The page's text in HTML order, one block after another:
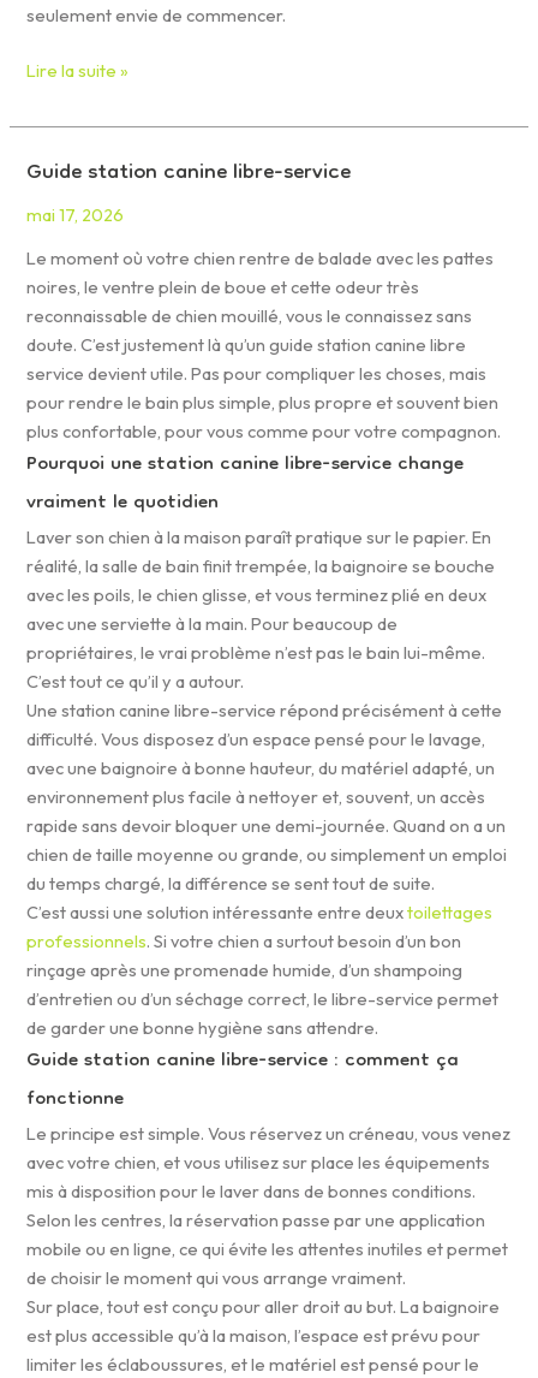
seulement envie de commencer.
Lire la suite »
Guide station canine libre-service
mai 17, 2026
Le moment où votre chien rentre de balade avec les pattes
noires, le ventre plein de boue et cette odeur très
reconnaissable de chien mouillé, vous le connaissez sans
doute. C’est justement là qu’un guide station canine libre
service devient utile. Pas pour compliquer les choses, mais
pour rendre le bain plus simple, plus propre et souvent bien
plus confortable, pour vous comme pour votre compagnon.
Pourquoi une station canine libre-service change
vraiment le quotidien
Laver son chien à la maison paraît pratique sur le papier. En
réalité, la salle de bain finit trempée, la baignoire se bouche
avec les poils, le chien glisse, et vous terminez plié en deux
avec une serviette à la main. Pour beaucoup de
propriétaires, le vrai problème n’est pas le bain lui-même.
C’est tout ce qu’il y a autour.
Une station canine libre-service répond précisément à cette
difficulté. Vous disposez d’un espace pensé pour le lavage,
avec une baignoire à bonne hauteur, du matériel adapté, un
environnement plus facile à nettoyer et, souvent, un accès
rapide sans devoir bloquer une demi-journée. Quand on a un
chien de taille moyenne ou grande, ou simplement un emploi
du temps chargé, la différence se sent tout de suite.
C’est aussi une solution intéressante entre deuxtoilettages
professionnels. Si votre chien a surtout besoin d’un bon
rinçage après une promenade humide, d’un shampoing
d’entretien ou d’un séchage correct, le libre-service permet
de garder une bonne hygiène sans attendre.
Guide station canine libre-service : comment ça
fonctionne
Le principe est simple. Vous réservez un créneau, vous venez
avec votre chien, et vous utilisez sur place les équipements
mis à disposition pour le laver dans de bonnes conditions.
Selon les centres, la réservation passe par une application
mobile ou en ligne, ce qui évite les attentes inutiles et permet
de choisir le moment qui vous arrange vraiment.
Sur place, tout est conçu pour aller droit au but. La baignoire
est plus accessible qu’à la maison, l’espace est prévu pour
limiter les éclaboussures, et le matériel est pensé pour le
Guide
canine
libre-
service